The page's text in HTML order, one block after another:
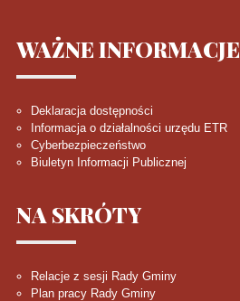
WAŻNEINFORMACJE
Deklaracja dostępności
Informacja o działalności urzędu ETR
Cyberbezpieczeństwo
Biuletyn Informacji Publicznej
NA SKRÓTY
Relacje z sesji Rady Gminy
Plan pracy Rady Gminy